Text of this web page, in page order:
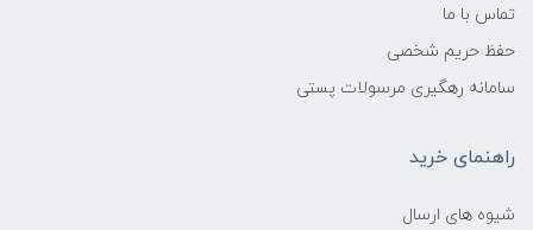
تماس با ما
حفظ حریم شخصی
سامانه رهگیری مرسولات پستی
راهنمای خرید
شیوه های ارسال